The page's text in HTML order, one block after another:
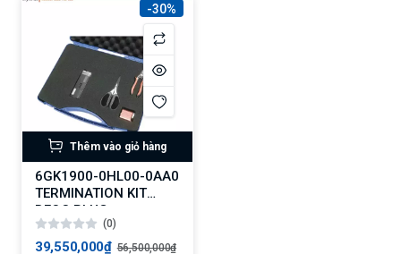
-30%
Thêm vào giỏ hàng
6GK1900-0HL00-0AA0
TERMINATION KIT
BFOC PLUG
(0)
39,550,000₫ 56,500,000₫